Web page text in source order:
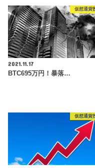
仮想通貨
2021.11.17
BTC695万円！暴落…
仮想通貨